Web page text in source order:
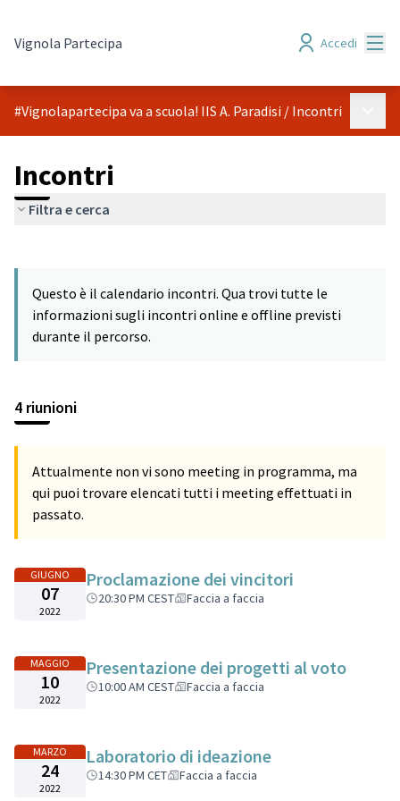
Vignola Partecipa Accedi
#Vignolapartecipa va a scuola! IIS A. Paradisi / Incontri
Incontri
Filtra e cerca
−
Questo è il calendario incontri. Qua trovi tutte le
informazioni sugli incontri online e offline previsti
durante il percorso.
4 riunioni
Attualmente non vi sono meeting in programma, ma
qui puoi trovare elencati tutti i meeting effettuati in
passato.
GIUGNO
07
2022
Proclamazione dei vincitori
20:30 PM CEST Faccia a faccia
MAGGIO
10
2022
Presentazione dei progetti al voto
10:00 AM CEST Faccia a faccia
MARZO
24
2022
Laboratorio di ideazione
14:30 PM CET Faccia a faccia